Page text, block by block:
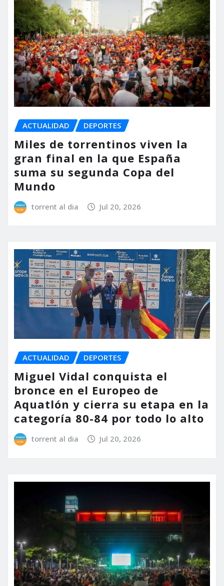
ACTUALIDAD DEPORTES
Miles de torrentinos viven la
gran final en la que España
suma su segunda Copa del
Mundo
torrent al dia Jul 20, 2026
ACTUALIDAD DEPORTES
Miguel Vidal conquista el
bronce en el Europeo de
Aquatlón y cierra su etapa en la
categoría 80-84 por todo lo alto
torrent al dia Jul 20, 2026